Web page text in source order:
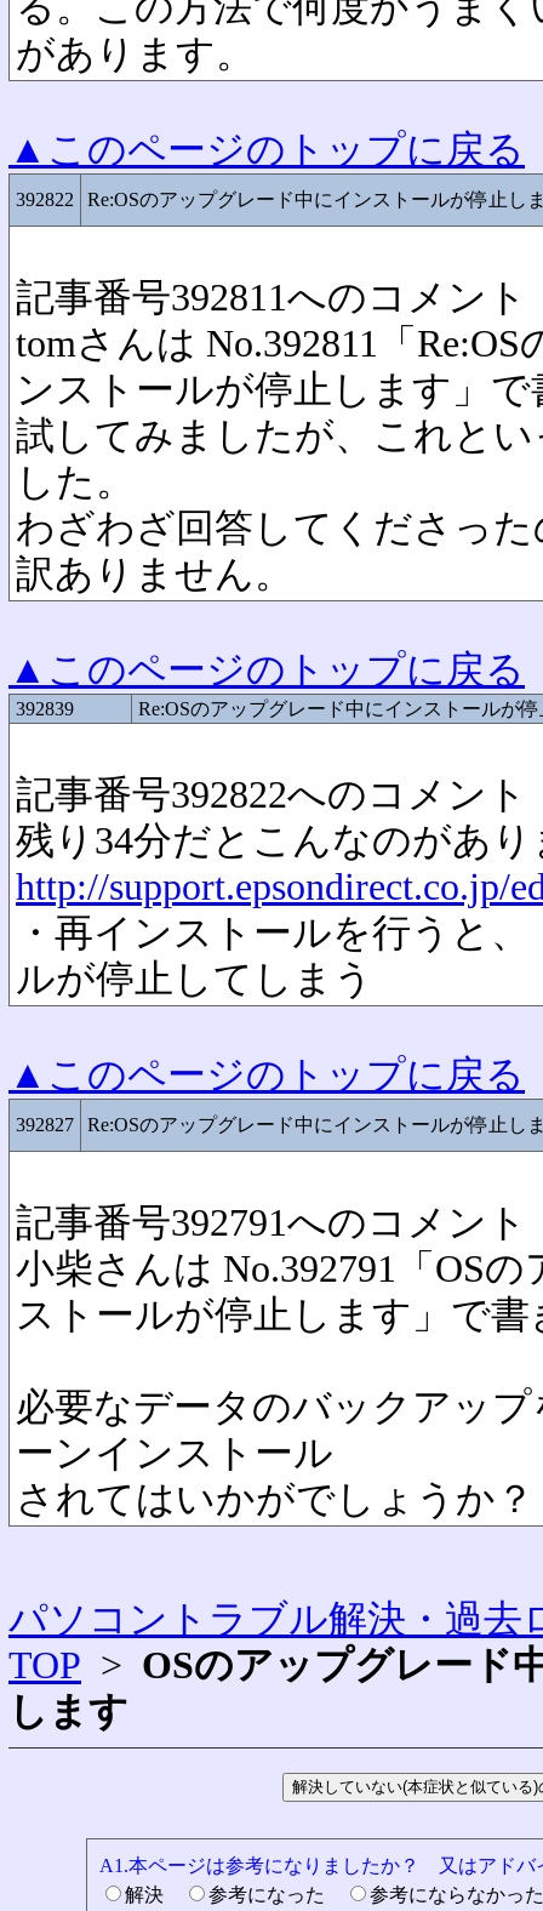
があります。
▲このページのトップに戻る
392822 Re:OSのアップグレード中にインストールが停止し
記事番号392811へのコメント
tomさんは No.392811「
ンストールが停止します」
試してみましたが、これと
した。
わざわざ回答してくださっ
訳ありません。
▲このページのトップに戻る
392839 Re:OSのアップグレード中にインストールが
記事番号392822へのコメント
残り34分だとこんなのがあ
http://support.epsondirect.co.jp/
・再インストールを行うと
ルが停止してしまう
▲このページのトップに戻る
392827 Re:OSのアップグレード中にインストールが停止し
記事番号392791へのコメント
小柴さんは No.392791「OS
ストールが停止します」で
必要なデータのバックアッ
ーンインストール
されてはいかがでしょうか？
パソコントラブル解決・過去
TOP > OSのアップグレード
します
A1.本ページは参考になりましたか？ 又はアドバ
解決
参考になった
参考にならなか